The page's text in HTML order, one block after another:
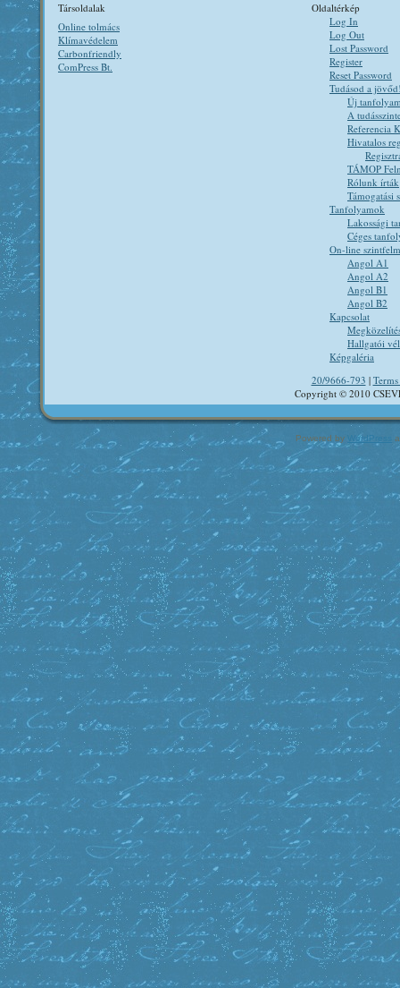
Társoldalak
Online tolmács
Klímavédelem
Carbonfriendly
ComPress Bt.
Oldaltérkép
Log In
Log Out
Lost Password
Register
Reset Password
Tudásod a
Új
A
Referencia
Hivatalos
TÁMOP
Rólunk írták
Támogatási
Tanfolyamok
Lakossági
Céges
On-line
Angol A1
Angol A2
Angol B1
Angol B2
Kapcsolat
Hallgatói
Képgaléria
20/9666-793 |
Copyright © 2010
Powered by WordPress